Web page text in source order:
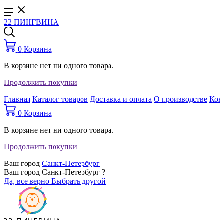
22 ПИНГВИНА
0 Корзина
В корзине нет ни одного товара.
Продолжить покупки
Главная Каталог товаров Доставка и оплата О производстве
0 Корзина
В корзине нет ни одного товара.
Продолжить покупки
Ваш город Санкт-Петербург
Ваш город Санкт-Петербург ?
Да, все верно Выбрать другой